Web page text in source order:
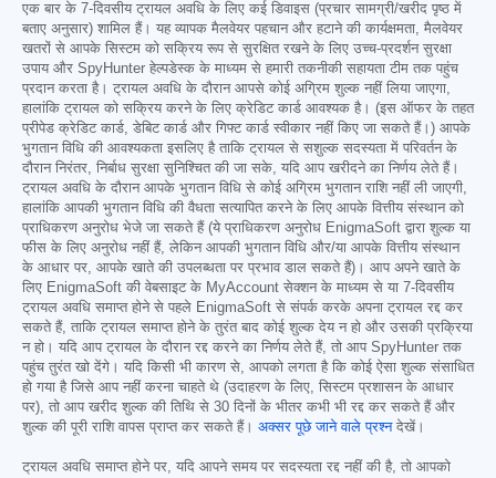
एक बार के 7-दिवसीय ट्रायल अवधि के लिए कई डिवाइस (प्रचार सामग्री/खरीद पृष्ठ में
बताए अनुसार) शामिल हैं। यह व्यापक मैलवेयर पहचान और हटाने की कार्यक्षमता, मैलवेयर
खतरों से आपके सिस्टम को सक्रिय रूप से सुरक्षित रखने के लिए उच्च-प्रदर्शन सुरक्षा
उपाय और SpyHunter हेल्पडेस्क के माध्यम से हमारी तकनीकी सहायता टीम तक पहुंच
प्रदान करता है। ट्रायल अवधि के दौरान आपसे कोई अग्रिम शुल्क नहीं लिया जाएगा,
हालांकि ट्रायल को सक्रिय करने के लिए क्रेडिट कार्ड आवश्यक है। (इस ऑफर के तहत
प्रीपेड क्रेडिट कार्ड, डेबिट कार्ड और गिफ्ट कार्ड स्वीकार नहीं किए जा सकते हैं।) आपके
भुगतान विधि की आवश्यकता इसलिए है ताकि ट्रायल से सशुल्क सदस्यता में परिवर्तन के
दौरान निरंतर, निर्बाध सुरक्षा सुनिश्चित की जा सके, यदि आप खरीदने का निर्णय लेते हैं।
ट्रायल अवधि के दौरान आपके भुगतान विधि से कोई अग्रिम भुगतान राशि नहीं ली जाएगी,
हालांकि आपकी भुगतान विधि की वैधता सत्यापित करने के लिए आपके वित्तीय संस्थान को
प्राधिकरण अनुरोध भेजे जा सकते हैं (ये प्राधिकरण अनुरोध EnigmaSoft द्वारा शुल्क या
फीस के लिए अनुरोध नहीं हैं, लेकिन आपकी भुगतान विधि और/या आपके वित्तीय संस्थान
के आधार पर, आपके खाते की उपलब्धता पर प्रभाव डाल सकते हैं)। आप अपने खाते के
लिए EnigmaSoft की वेबसाइट के MyAccount सेक्शन के माध्यम से या 7-दिवसीय
ट्रायल अवधि समाप्त होने से पहले EnigmaSoft से संपर्क करके अपना ट्रायल रद्द कर
सकते हैं, ताकि ट्रायल समाप्त होने के तुरंत बाद कोई शुल्क देय न हो और उसकी प्रक्रिया
न हो। यदि आप ट्रायल के दौरान रद्द करने का निर्णय लेते हैं, तो आप SpyHunter तक
पहुंच तुरंत खो देंगे। यदि किसी भी कारण से, आपको लगता है कि कोई ऐसा शुल्क संसाधित
हो गया है जिसे आप नहीं करना चाहते थे (उदाहरण के लिए, सिस्टम प्रशासन के आधार
पर), तो आप खरीद शुल्क की तिथि से 30 दिनों के भीतर कभी भी रद्द कर सकते हैं और
शुल्क की पूरी राशि वापस प्राप्त कर सकते हैं। अक्सर पूछे जाने वाले प्रश्नदेखें।
ट्रायल अवधि समाप्त होने पर, यदि आपने समय पर सदस्यता रद्द नहीं की है, तो आपको